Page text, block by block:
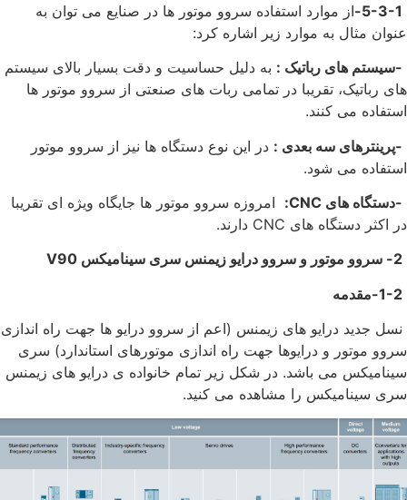
5-3-1- از موارد استفاده سروو موتور ها در صنایع می توان به
عنوان مثال به موارد زیر اشاره کرد:
-سیستم های رباتیک : به دلیل حساسیت و دقت بسیار بالای سیستم
های رباتیک، تقریبا در تمامی ربات های صنعتی از سروو موتور ها
استفاده می کنند.
-پرینترهای سه بعدی : در این نوع دستگاه ها نیز از سروو موتور
استفاده می شود.
-دستگاه های CNC
: امروزه سروو موتور ها جایگاه ویژه ای تقریبا
در اکثر دستگاه های CNC دارند.
2- سروو موتور و سروو درایو زیمنس سری سینامیکس
V90
1-2-مقدمه
نسل جدید درایو های زیمنس (اعم از سروو درایو ها جهت راه اندازی
سروو موتور و درایوها جهت راه اندازی موتورهای استاندارد) سری
سینامیکس می باشد. در شکل زیر تمام خانواده ی درایو های زیمنس
سری سینامیکس را مشاهده می کنید.